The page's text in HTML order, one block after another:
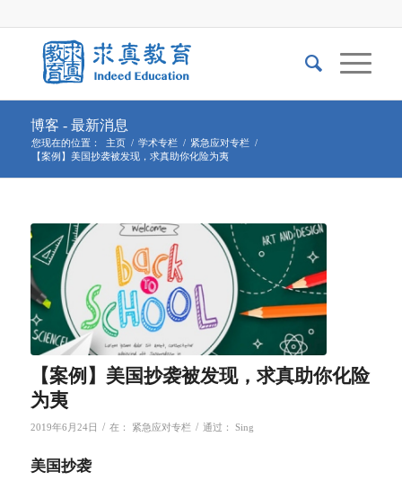
博客 - 最新消息
您现在的位置： 主页 / 学术专栏 / 紧急应对专栏 /
【案例】美国抄袭被发现，求真助你化险为夷
【案例】美国抄袭被发现，求真助你化险
为夷
2019年6月24日 / 在： 紧急应对专栏 / 通过： Sing
美国抄袭